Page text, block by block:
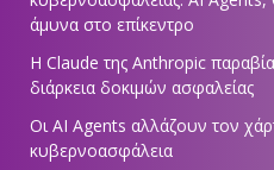
άμυνα στο επίκεντρο
Η Claude της Anthropic
διάρκεια δοκιμών ασφαλείας
Οι AI Agents αλλάζουν τον
κυβερνοασφάλεια